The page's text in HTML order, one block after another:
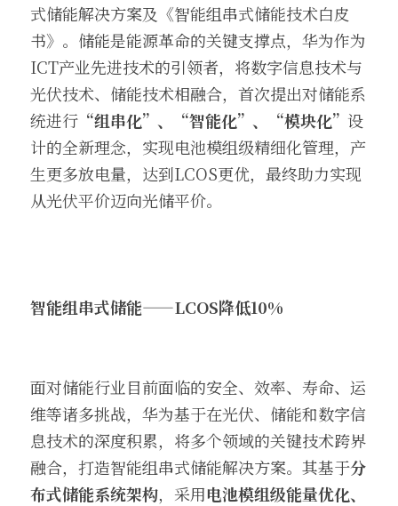
式储能解决方案及《智能组串式储能技术白皮
书》。储能是能源革命的关键支撑点，华为作为
ICT产业先进技术的引领者，将数字信息技术与
光伏技术、储能技术相融合，首次提出对储能系
统进行 “组串化”、“智能化”、“模块化” 设
计的全新理念，实现电池模组级精细化管理，产
生更多放电量，达到LCOS更优，最终助力实现
从光伏平价迈向光储平价。
智能组串式储能——LCOS降低10%
面对储能行业目前面临的安全、效率、寿命、运
维等诸多挑战，华为基于在光伏、储能和数字信
息技术的深度积累，将多个领域的关键技术跨界
融合，打造智能组串式储能解决方案。其基于分
布式储能系统架构，采用电池模组级能量优化、